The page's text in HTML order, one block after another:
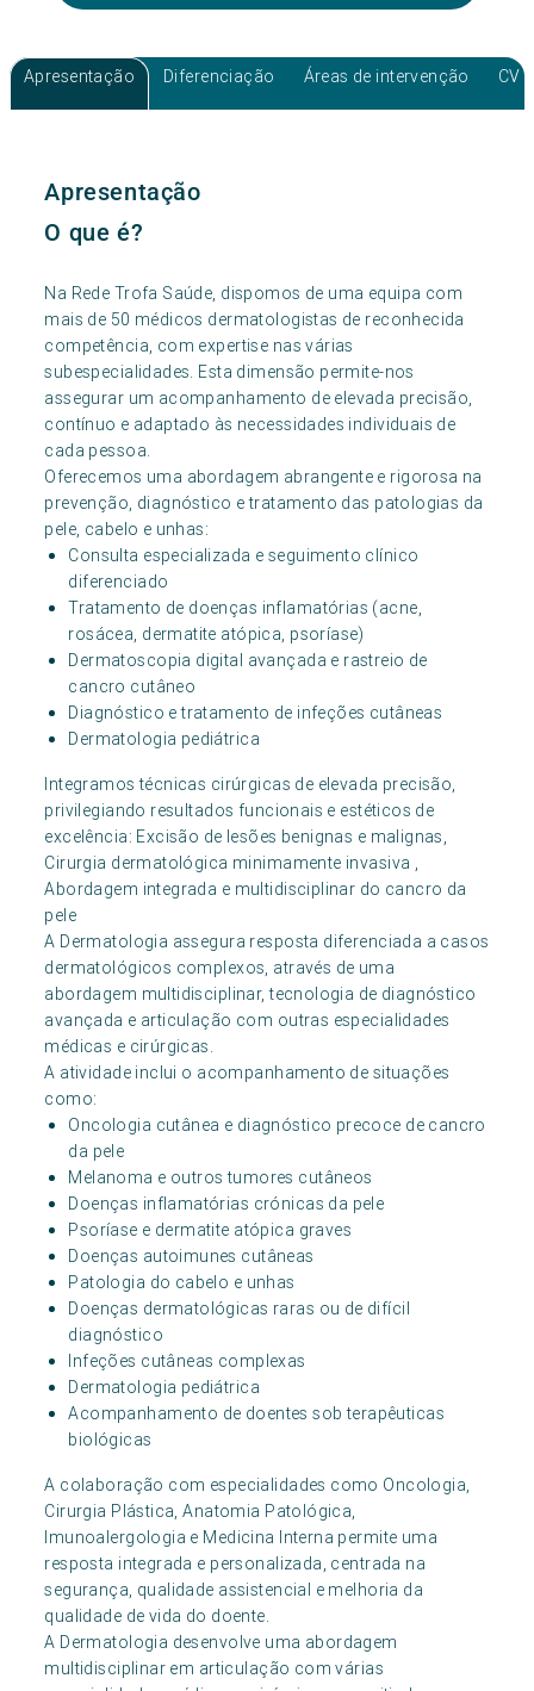
Consulta Manchas Na Pele
Consulta Dermatologia
Consulta Oncológica
Apresentação Diferenciação Áreas de intervenção CV
Apresentação
O que é?
Na Rede Trofa Saúde, dispomos de uma equipa com
mais de 50 médicos dermatologistas de reconhecida
competência, com expertise nas várias
subespecialidades. Esta dimensão permite-nos
assegurar um acompanhamento de elevada precisão,
contínuo e adaptado às necessidades individuais de
cada pessoa.
Oferecemos uma abordagem abrangente e rigorosa na
prevenção, diagnóstico e tratamento das patologias da
pele, cabelo e unhas:
Consulta especializada e seguimento clínico
diferenciado
Tratamento de doenças inflamatórias (acne,
rosácea, dermatite atópica, psoríase)
Dermatoscopia digital avançada e rastreio de
cancro cutâneo
Diagnóstico e tratamento de infeções cutâneas
Dermatologia pediátrica
Integramos técnicas cirúrgicas de elevada precisão,
privilegiando resultados funcionais e estéticos de
excelência: Excisão de lesões benignas e malignas,
Cirurgia dermatológica minimamente invasiva ,
Abordagem integrada e multidisciplinar do cancro da
pele
A Dermatologia assegura resposta diferenciada a casos
dermatológicos complexos, através de uma
abordagem multidisciplinar, tecnologia de diagnóstico
avançada e articulação com outras especialidades
médicas e cirúrgicas.
A atividade inclui o acompanhamento de situações
como:
Oncologia cutânea e diagnóstico precoce de cancro
da pele
Melanoma e outros tumores cutâneos
Doenças inflamatórias crónicas da pele
Psoríase e dermatite atópica graves
Doenças autoimunes cutâneas
Patologia do cabelo e unhas
Doenças dermatológicas raras ou de difícil
diagnóstico
Infeções cutâneas complexas
Dermatologia pediátrica
Acompanhamento de doentes sob terapêuticas
biológicas
A colaboração com especialidades como Oncologia,
Cirurgia Plástica, Anatomia Patológica,
Imunoalergologia e Medicina Interna permite uma
resposta integrada e personalizada, centrada na
segurança, qualidade assistencial e melhoria da
qualidade de vida do doente.
A Dermatologia desenvolve uma abordagem
multidisciplinar em articulação com várias